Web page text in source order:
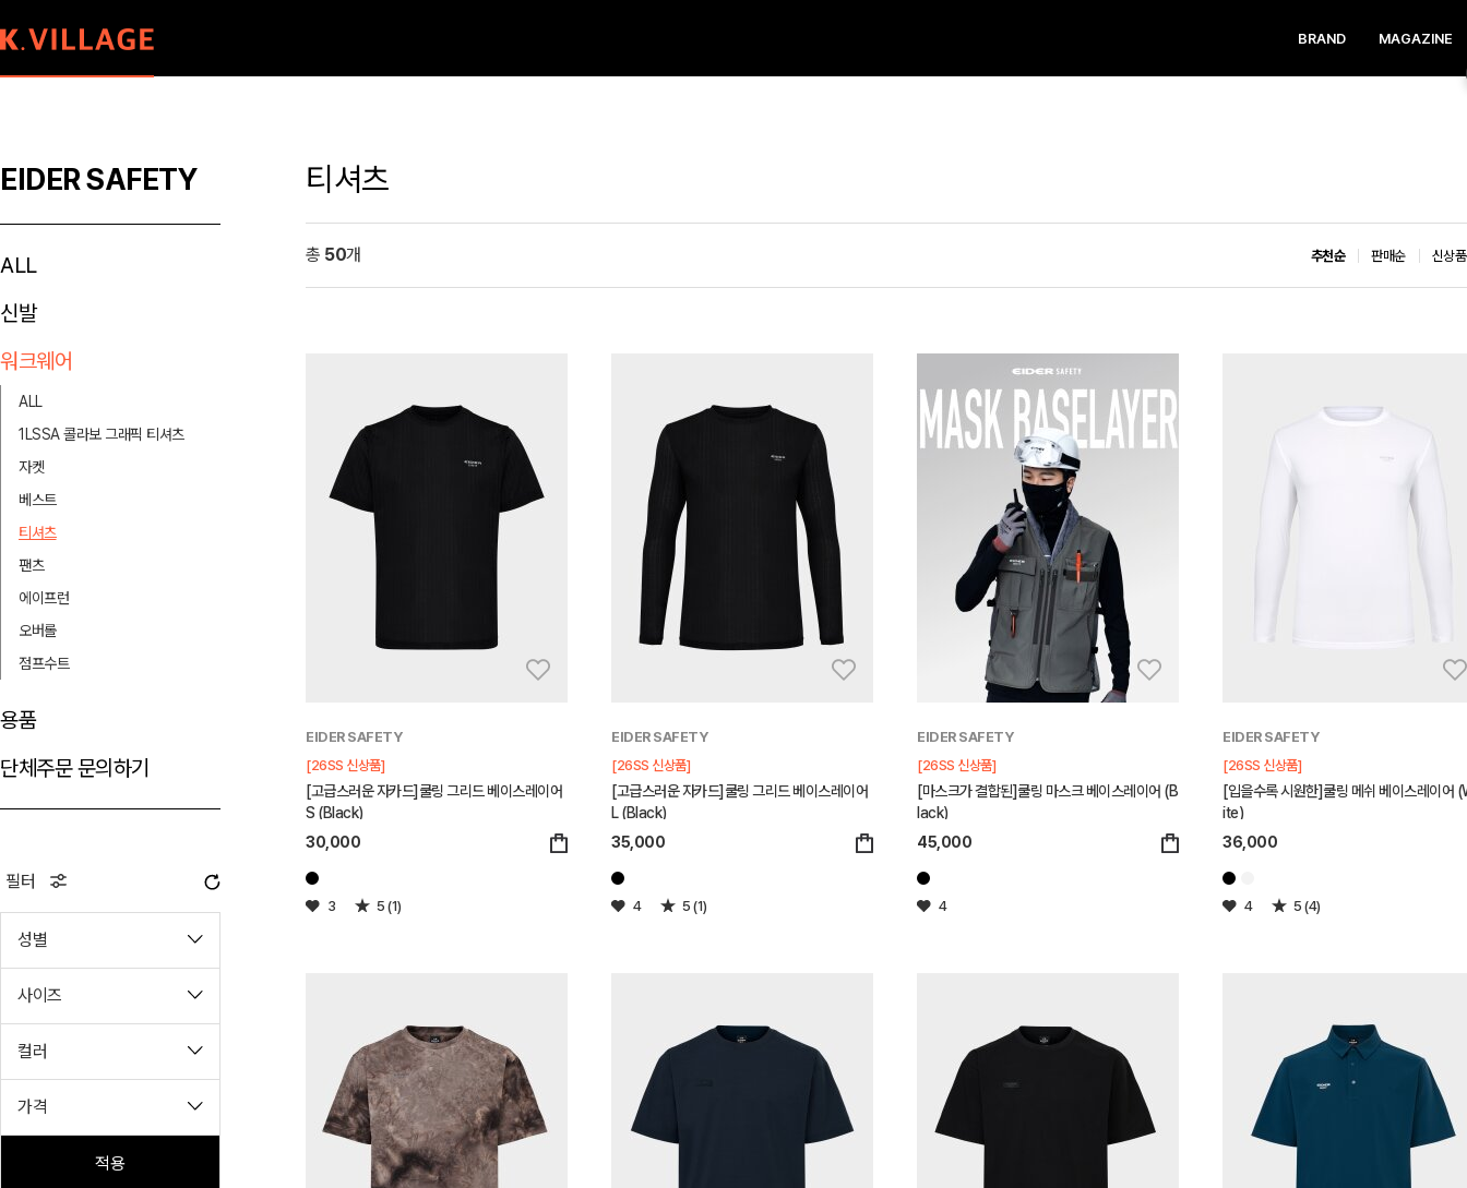
BRAND MAGAZINE
EIDER SAFETY
ALL
신발
워크웨어
ALL
1LSSA 콜라보 그래픽 티셔츠
자켓
베스트
티셔츠
팬츠
에이프런
오버롤
점프수트
용품
단체주문 문의하기
필터
성별
사이즈
컬러
가격
적용
티셔츠
총 50개 추천순 판매순 신상
EIDER SAFETY
[26SS 신상품]
[고급스러운 자카드]쿨링 그리드 베이스레이어
S (Black)
30,000
3 5 (1)
EIDER SAFETY
[26SS 신상품]
[고급스러운 자카드]쿨링 그리드 베이스레이어
L (Black)
35,000
4 5 (1)
EIDER SAFETY
[26SS 신상품]
[마스크가 결합된]쿨링 마스크 베이스레이어 (B
lack)
45,000
4
EIDER SAFETY
[26SS 신상품]
[입을수록 시원한]쿨링 메쉬 베이스레이어
ite)
36,000
4 5 (4)